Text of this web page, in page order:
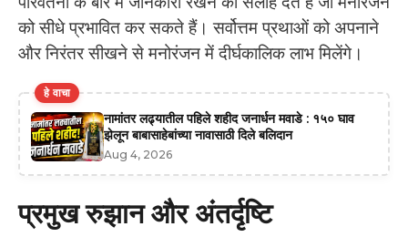
को सीधे प्रभावित कर सकते हैं। सर्वोत्तम प्रथाओं को अपनाने
और निरंतर सीखने से मनोरंजन में दीर्घकालिक लाभ मिलेंगे।
हे वाचा
नामांतर लढ्यातील पहिले शहीद जनार्धन मवाडे : १५० घाव
झेलून बाबासाहेबांच्या नावासाठी दिले बलिदान
Aug 4, 2026
प्रमुख रुझान और अंतर्दृष्टि